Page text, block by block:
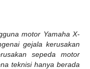
motor Yamaha X-
gejala kerusakan
sepeda motor
teknisi hanya berada